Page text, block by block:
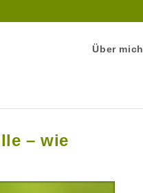
Über mich
– wie